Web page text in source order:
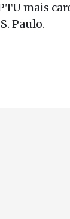
mais
Paulo.